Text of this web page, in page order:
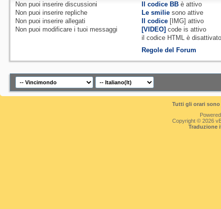
Non puoi inserire discussioni
Non puoi inserire repliche
Non puoi inserire allegati
Non puoi modificare i tuoi messaggi
Il codice BB èattivo
Le smilie sono attive
Il codice [IMG]attivo
[VIDEO] code isattivo
il codice HTML è
Regole del Forum
Tutti gli orari
Copyright © 2026
Traduzione